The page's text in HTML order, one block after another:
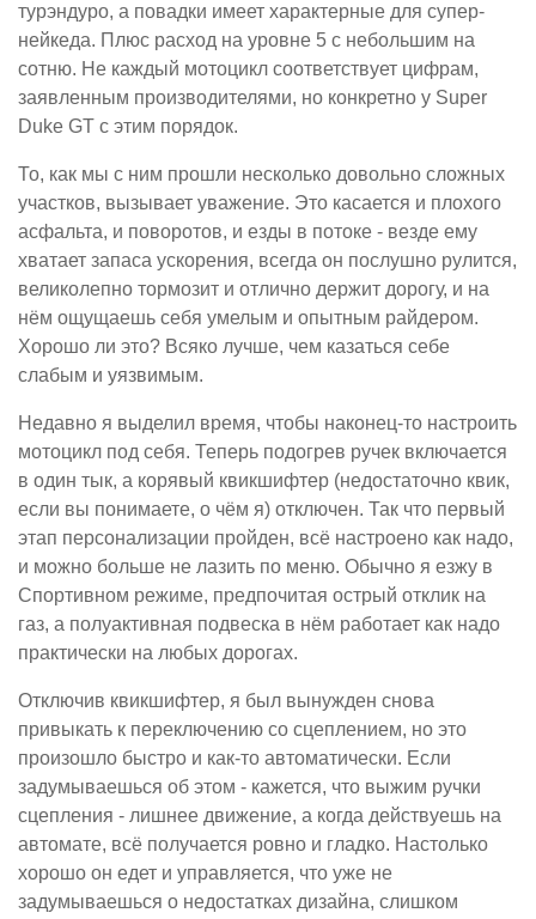
турэндуро, а повадки имеет характерные для супер-
нейкеда. Плюс расход на уровне 5 с небольшим на
сотню. Не каждый мотоцикл соответствует цифрам,
заявленным производителями, но конкретно у Super
Duke GT с этим порядок.
То, как мы с ним прошли несколько довольно сложных
участков, вызывает уважение. Это касается и плохого
асфальта, и поворотов, и езды в потоке - везде ему
хватает запаса ускорения, всегда он послушно рулится,
великолепно тормозит и отлично держит дорогу, и на
нём ощущаешь себя умелым и опытным райдером.
Хорошо ли это? Всяко лучше, чем казаться себе
слабым и уязвимым.
Недавно я выделил время, чтобы наконец-то настроить
мотоцикл под себя. Теперь подогрев ручек включается
в один тык, а корявый квикшифтер (недостаточно квик,
если вы понимаете, о чём я) отключен. Так что первый
этап персонализации пройден, всё настроено как надо,
и можно больше не лазить по меню. Обычно я езжу в
Спортивном режиме, предпочитая острый отклик на
газ, а полуактивная подвеска в нём работает как надо
практически на любых дорогах.
Отключив квикшифтер, я был вынужден снова
привыкать к переключению со сцеплением, но это
произошло быстро и как-то автоматически. Если
задумываешься об этом - кажется, что выжим ручки
сцепления - лишнее движение, а когда действуешь на
автомате, всё получается ровно и гладко. Настолько
хорошо он едет и управляется, что уже не
задумываешься о недостатках дизайна, слишком